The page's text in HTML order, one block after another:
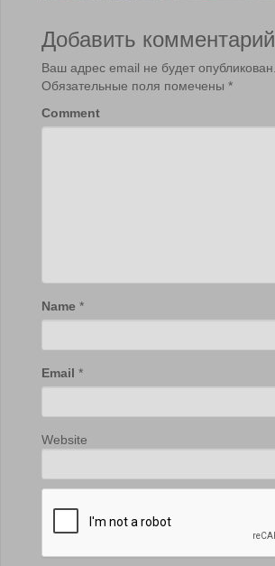
Добавить комментарий
Ваш адрес email не будет опубликован.
Обязательные поля помечены *
Comment
Name *
Email *
Website